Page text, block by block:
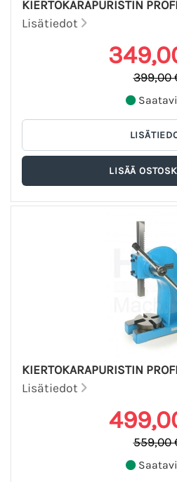
KIERTOKARAPURISTIN
Lisätiedot
399,00
KIERTOKARAPURISTIN
Lisätiedot
559,00